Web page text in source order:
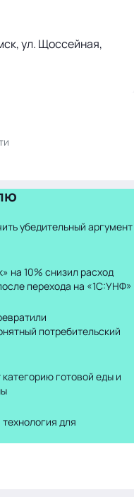
ул. Щоссейная,
убедительный аргумент
на 10% снизил расход
перехода на «1С:УНФ»
потребительский
готовой еды и
для